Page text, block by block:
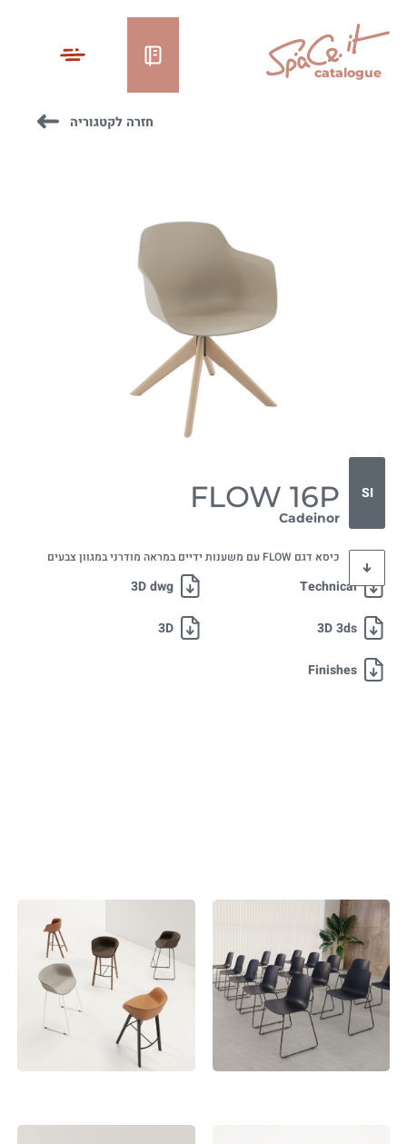
catalogue
חזרה לקטגוריה
SI
FLOW 16P
Cadeinor
כיסא דגם FLOW עם משענות ידיים במראה מודרני במגוון צבעים
Technical
3D dwg
3D 3ds
3D
Finishes